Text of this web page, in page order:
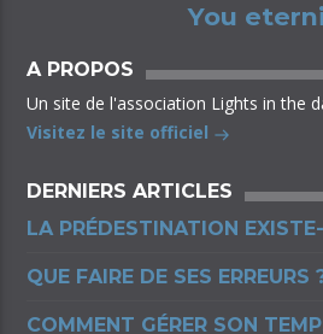
You
A PROPOS
Un site de l'association Lights in the
Visitez le site officiel
DERNIERS ARTICLES
LA PRÉDESTINATION
QUE FAIRE DE SES ERREURS
COMMENT GÉRER SON